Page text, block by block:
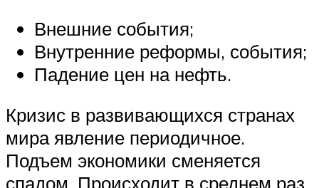
Внешние события;
Внутренние реформы, события;
Падение цен на нефть.
Кризис в развивающихся странах
мира явление периодичное.
Подъем экономики сменяется
спадом. Происходит в среднем раз